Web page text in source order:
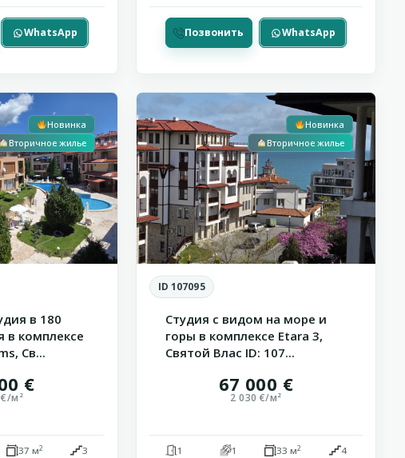
WhatsApp Позвонить WhatsApp
Новинка
Вторичное жилье
Снижена цена
в 180
в комплексе
Св...
€
€/м²
37 м2 3
12
Влас
Новинка
Вторичное жилье
ID 107095
Студия с видом на море и
горы в комплексе Etara 3,
Святой Влас ID: 107...
67 000 €
2 030 €/м²
1 1 33 м2 4